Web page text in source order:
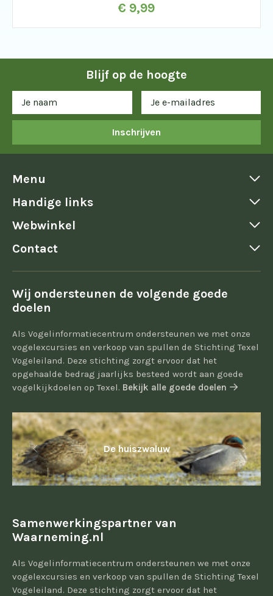
€ 9,99
Blijf op de hoogte
Inschrijven
Menu
Handige links
Webwinkel
Contact
Wij ondersteunen de volgende goede
doelen
Als Vogelinformatiecentrum ondersteunen we met onze
vogelexcursies en verkoop van spullen de Stichting Texel
Vogeleiland. Deze stichting zorgt ervoor dat het
opgehaalde bedrag jaarlijks besteed wordt aan goede
vogelkijkdoelen op Texel. Bekijk alle goede doelen
De huiszwaluw
Samenwerkingspartner van
Waarneming.nl
Als Vogelinformatiecentrum ondersteunen we met onze
vogelexcursies en verkoop van spullen de Stichting Texel
Vogeleiland. Deze stichting zorgt ervoor dat het